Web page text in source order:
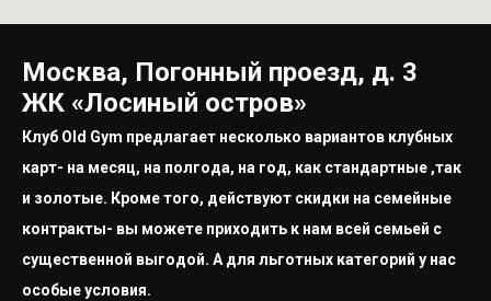
Москва, Погонный проезд, д. 3
ЖК «Лосиный остров»
Клуб Old Gym предлагает несколько вариантов клубных
карт- на месяц, на полгода, на год, как стандартные ,так
и золотые. Кроме того, действуют скидки на семейные
контракты- вы можете приходить к нам всей семьей с
существенной выгодой. А для льготных категорий у нас
особые условия.